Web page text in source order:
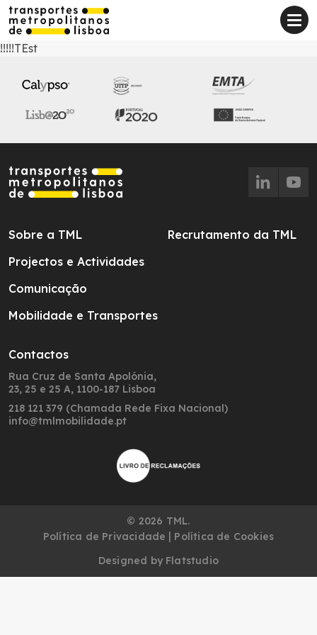
!!!!!TEst
Sobre a TML
Projectos e Actividades
Comunicação
Mobilidade e Transportes
Recrutamento da TML
Contactos
Rua Cruz de Santa Apolónia,
23, 25 e 25 A, 1100-187 Lisboa
218 121 379 (Chamada Rede Fixa Nacional)
info@tmlmobilidade.pt
© 2026 TML.
Política de Privacidade | Política de Cookies
Designed by Flatstudio